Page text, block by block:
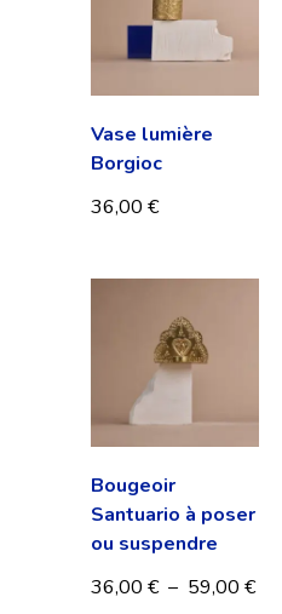
Vase lumière
Borgioc
36,00 €
Bougeoir
Santuario à poser
ou suspendre
36,00 € – 59,00 €